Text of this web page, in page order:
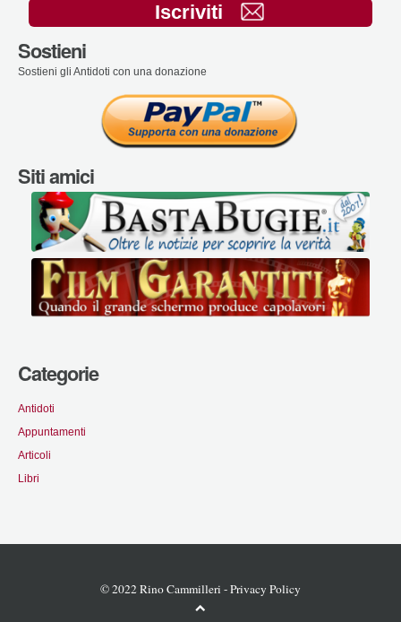
Iscriviti
Sostieni
Sostieni gli Antidoti con una donazione
Siti amici
Categorie
Antidoti
Appuntamenti
Articoli
Libri
© 2022 Rino Cammilleri -Privacy Policy